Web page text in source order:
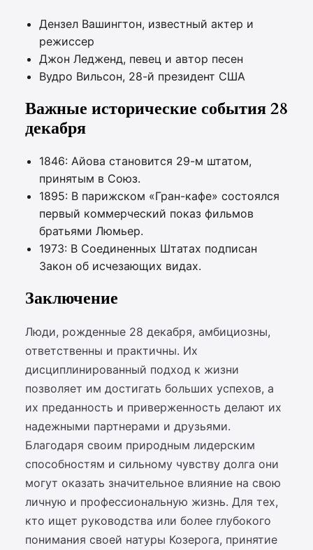
Дензел Вашингтон, известный актер и
режиссер
Джон Ледженд, певец и автор песен
Вудро Вильсон, 28-й президент США
Важные исторические события 28
декабря
1846: Айова становится 29-м штатом,
принятым в Союз.
1895: В парижском «Гран-кафе» состоялся
первый коммерческий показ фильмов
братьями Люмьер.
1973: В Соединенных Штатах подписан
Закон об исчезающих видах.
Заключение
Люди, рожденные 28 декабря, амбициозны,
ответственны и практичны. Их
дисциплинированный подход к жизни
позволяет им достигать больших успехов, а
их преданность и приверженность делают их
надежными партнерами и друзьями.
Благодаря своим природным лидерским
способностям и сильному чувству долга они
могут оказать значительное влияние на свою
личную и профессиональную жизнь. Для тех,
кто ищет руководства или более глубокого
понимания своей натуры Козерога, принятие